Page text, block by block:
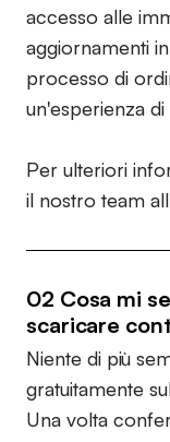
accesso alle
aggiornamenti
processo di
un'esperienza
Per ulteriori
il nostro team
02 Cosa mi
scaricare
Niente di più
gratuitamente
Una volta